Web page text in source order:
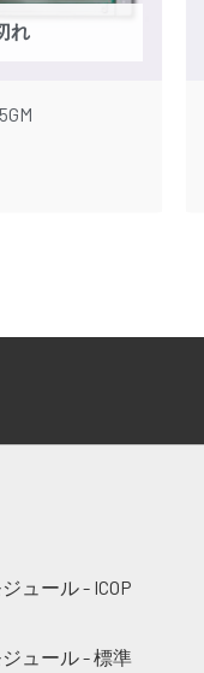
れ
ュール - ICOP
ュール - 標準